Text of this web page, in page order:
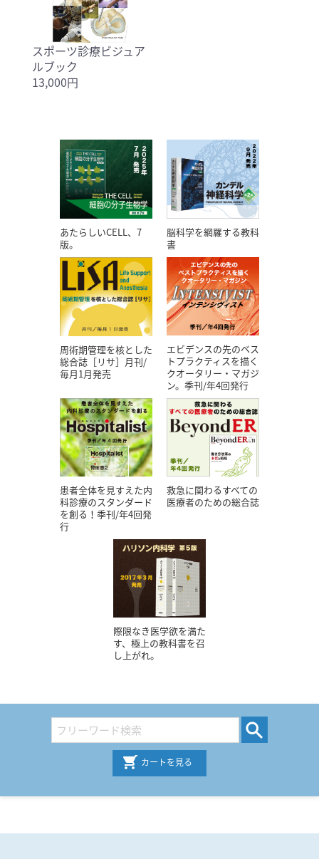
スポーツ診療ビジュア
ルブック
13,000円
あたらしいCELL、7
版。
脳科学を網羅する教科
書
周術期管理を核とした
総合誌［リサ］月刊/
毎月1月発売
エビデンスの先のベス
トプラクティスを描く
クオータリー・マガジ
ン。季刊/年4回発行
患者全体を見すえた内
科診療のスタンダード
を創る！季刊/年4回発
行
救急に関わるすべての
医療者のための総合誌
際限なき医学欲を満た
す、極上の教科書を召
し上がれ。
カートを見る